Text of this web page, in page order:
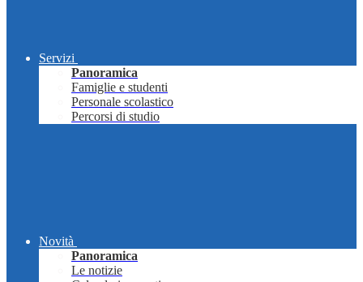
Servizi
Panoramica
Famiglie e studenti
Personale scolastico
Percorsi di studio
Novità
Panoramica
Le notizie